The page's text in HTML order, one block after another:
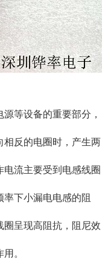
等设备的重要部分，
相反的电圈时，产生两
电流主要受到电感线圈
下小漏电电感的阻
圈呈现高阻抗，阻尼效
。